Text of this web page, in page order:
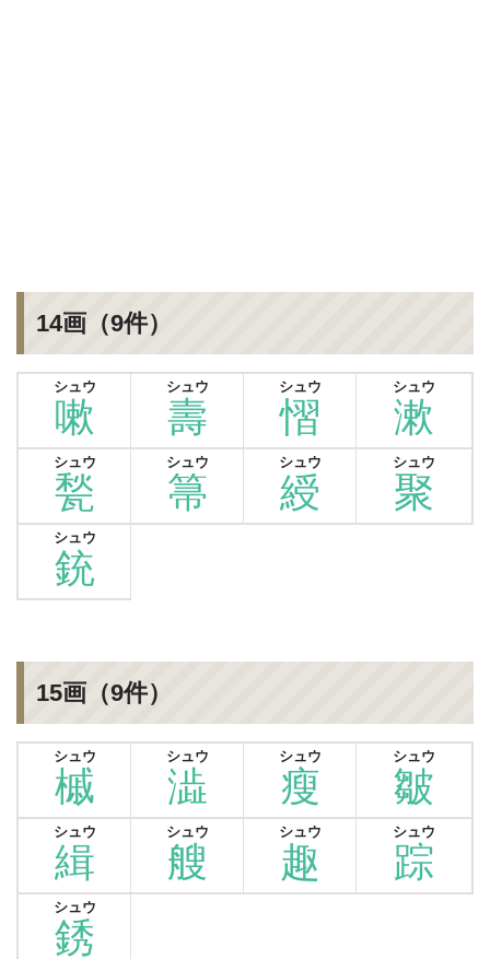
14画（9件）
嗽
シュウ
壽
シュウ
慴
シュウ
漱
シュウ
甃
シュウ
箒
シュウ
綬
シュウ
聚
シュウ
銃
シュウ
15画（9件）
槭
シュウ
澁
シュウ
瘦
シュウ
皺
シュウ
緝
シュウ
艘
シュウ
趣
シュウ
踪
シュウ
銹
シュウ